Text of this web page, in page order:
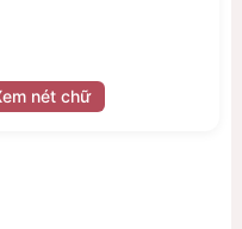
nét chữ